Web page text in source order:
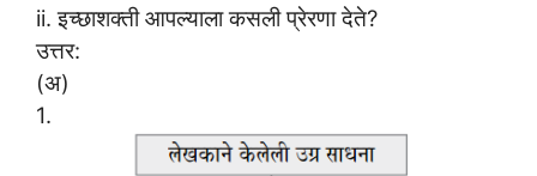
ii. इच्छाशक्ती आपल्याला कसली प्रेरणा देते?
उत्तर:
(अ)
1.